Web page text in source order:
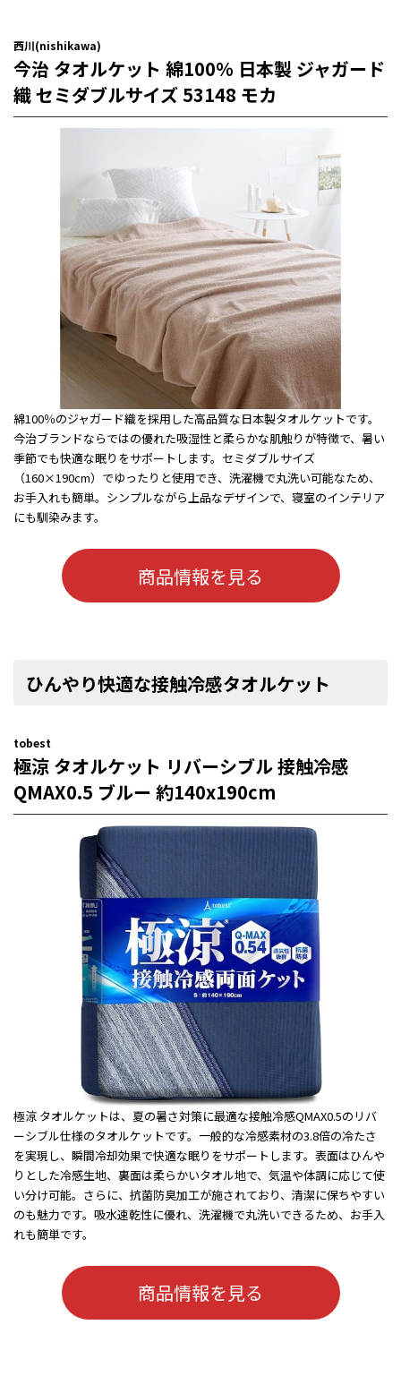
西川(nishikawa)
今治 タオルケット 綿100％ 日本製 ジャガード
織 セミダブルサイズ 53148 モカ
綿100％のジャガード織を採用した高品質な日本製タオルケットです。
今治ブランドならではの優れた吸湿性と柔らかな肌触りが特徴で、暑い
季節でも快適な眠りをサポートします。セミダブルサイズ
（160×190cm）でゆったりと使用でき、洗濯機で丸洗い可能なため、
お手入れも簡単。シンプルながら上品なデザインで、寝室のインテリア
にも馴染みます。
商品情報を見る
ひんやり快適な接触冷感タオルケット
tobest
極涼 タオルケット リバーシブル 接触冷感
QMAX0.5 ブルー 約140x190cm
極涼 タオルケットは、夏の暑さ対策に最適な接触冷感QMAX0.5のリバ
ーシブル仕様のタオルケットです。一般的な冷感素材の3.8倍の冷たさ
を実現し、瞬間冷却効果で快適な眠りをサポートします。表面はひんや
りとした冷感生地、裏面は柔らかいタオル地で、気温や体調に応じて使
い分け可能。さらに、抗菌防臭加工が施されており、清潔に保ちやすい
のも魅力です。吸水速乾性に優れ、洗濯機で丸洗いできるため、お手入
れも簡単です。
商品情報を見る